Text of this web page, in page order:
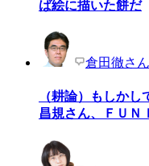
ば絵に描いた餅だ
倉田徹さ
（耕論）もしか
昌規さん、ＦＵＮ